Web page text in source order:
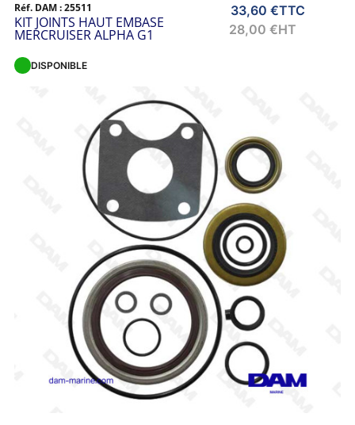
Réf. DAM :25511
KIT JOINTS HAUT EMBASE
MERCRUISER ALPHA G1
33,60 €TTC
28,00 €HT
DISPONIBLE